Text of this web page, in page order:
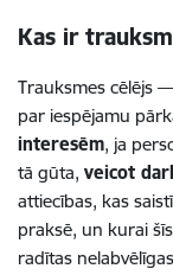
Kas ir
Trauksmes cēlējs
par iespējamu
interesēm, ja
tā gūta, veicot
attiecības, kas
praksē, un kurai
radītas